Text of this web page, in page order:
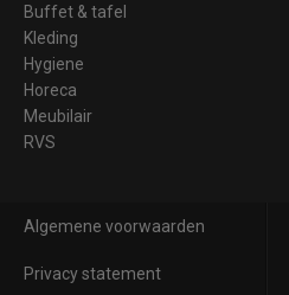
Buffet & tafel
Kleding
Hygiene
Horeca
Meubilair
RVS
Algemene voorwaarden
Privacy statement